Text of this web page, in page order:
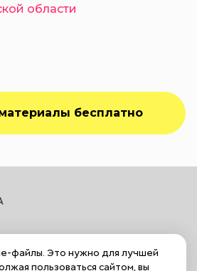
области
бесплатно
файлы. Это нужно для лучшей
пользоваться сайтом, вы